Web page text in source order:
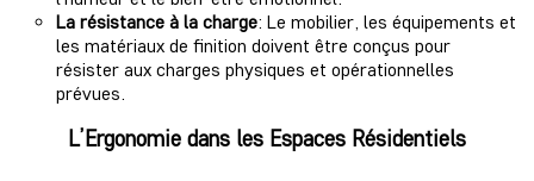
La résistance à la charge: Le mobilier, les équipements et
les matériaux de finition doivent être conçus pour
résister aux charges physiques et opérationnelles
prévues.
L’Ergonomie dans les Espaces Résidentiels